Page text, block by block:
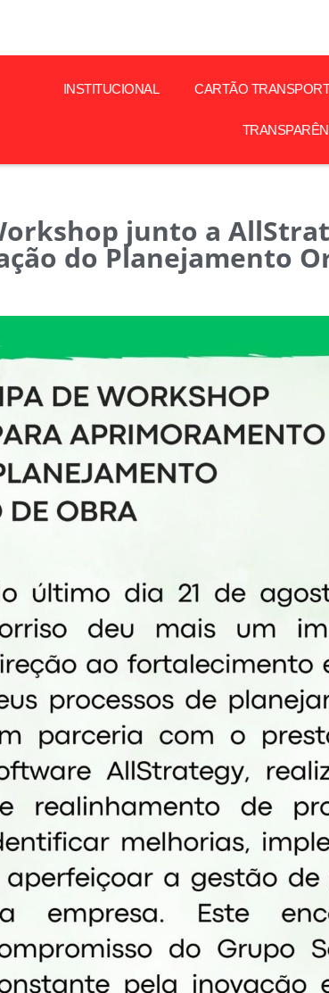
INSTITUCIONAL CARTÃO
junto a
do Planejamento